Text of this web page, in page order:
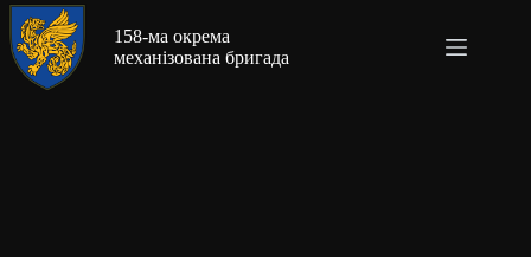
158-ма окрема
механізована бригада